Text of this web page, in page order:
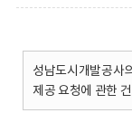
성남도시개발공사
제공 요청에 관한 건